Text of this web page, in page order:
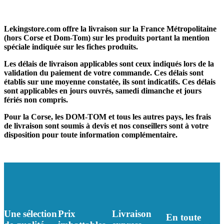
Lekingstore.com offre la livraison sur la France Métropolitaine
(hors Corse et Dom-Tom) sur les produits portant la mention
spéciale indiquée sur les fiches produits.
Les délais de livraison applicables sont ceux indiqués lors de la
validation du paiement de votre commande. Ces délais sont
établis sur une moyenne constatée, ils sont indicatifs. Ces délais
sont applicables en jours ouvrés, samedi dimanche et jours
fériés non compris.
Pour la Corse, les DOM-TOM et tous les autres pays, les frais
de livraison sont soumis à devis et nos conseillers sont à votre
disposition pour toute information complémentaire.
Une sélectionPrix
Livraison
En toute